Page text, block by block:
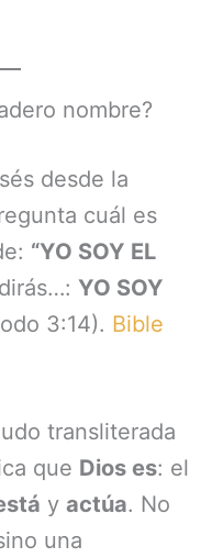
nombre?
desde la
cuál es
“YO SOY EL
YO SOY
3:14). Bible
transliterada
que Dios es: el
y actúa. No
una